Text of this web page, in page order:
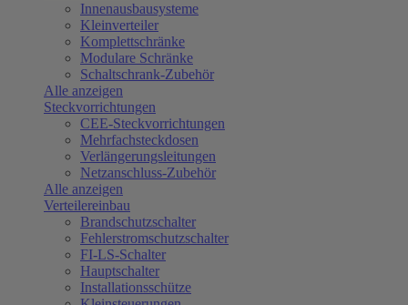
Innenausbausysteme
Kleinverteiler
Komplettschränke
Modulare Schränke
Schaltschrank-Zubehör
Alle anzeigen
Steckvorrichtungen
CEE-Steckvorrichtungen
Mehrfachsteckdosen
Verlängerungsleitungen
Netzanschluss-Zubehör
Alle anzeigen
Verteilereinbau
Brandschutzschalter
Fehlerstromschutzschalter
FI-LS-Schalter
Hauptschalter
Installationsschütze